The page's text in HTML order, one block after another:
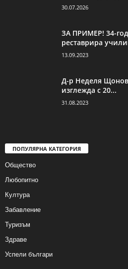
30.07.2026
ЗА ПРИМЕР! 34-
реставрира
13.09.2023
Д-р Неделя
изглежда с 20...
31.08.2023
ПОПУЛЯРНА КАТЕГОРИЯ
Общество
Любопитно
Култура
Забавление
Туризъм
Здраве
Успели българи